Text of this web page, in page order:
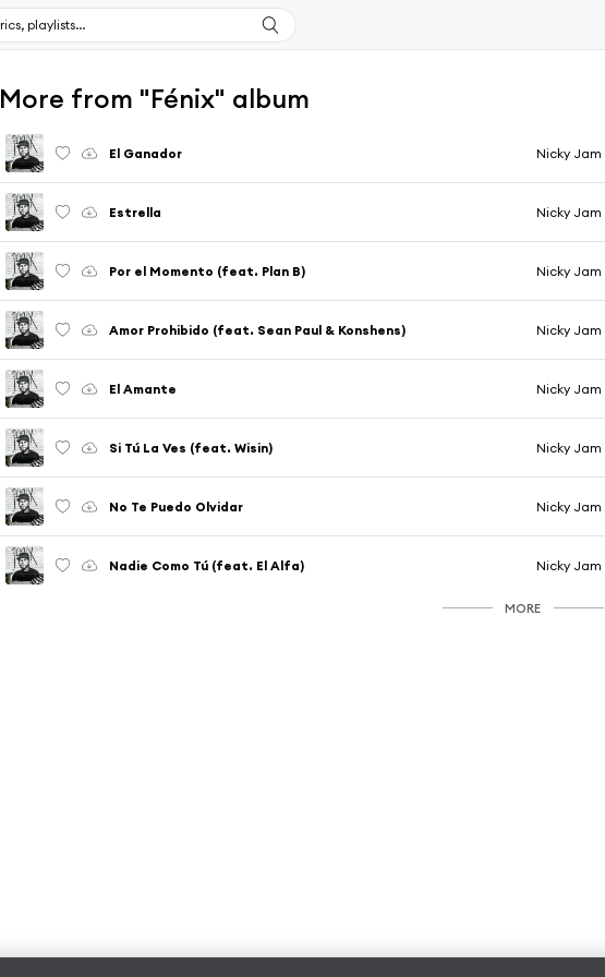
More from "Fénix" album
El Ganador Nicky Jam
Estrella Nicky Jam
Por el Momento (feat. Plan B) Nicky Jam
Amor Prohibido (feat. Sean Paul & Konshens) Nicky Jam
El Amante Nicky Jam
Si Tú La Ves (feat. Wisin) Nicky Jam
No Te Puedo Olvidar Nicky Jam
Nadie Como Tú (feat. El Alfa) Nicky Jam
MORE